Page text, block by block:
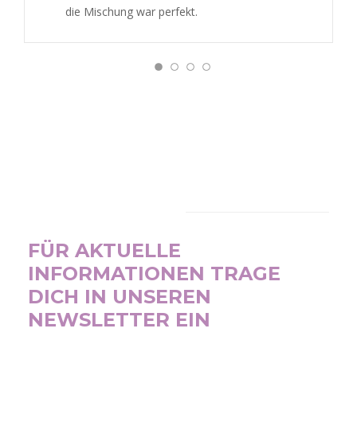
die Mischung war perfekt.
FÜR AKTUELLE
INFORMATIONEN TRAGE
DICH IN UNSEREN
NEWSLETTER EIN